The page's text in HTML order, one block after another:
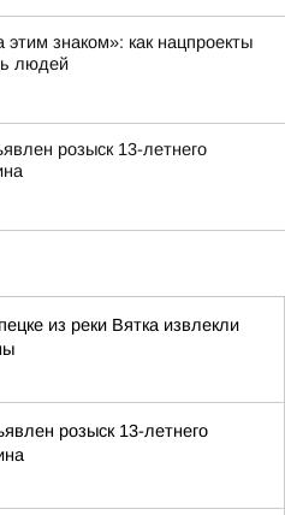
этим знаком»: как нацпроекты
людей
розыск 13-летнего
из реки Вятка извлекли
розыск 13-летнего